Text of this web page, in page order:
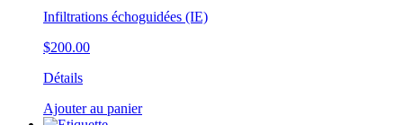
Infiltrations échoguidées (IE)
$200.00
Détails
Ajouter au panier